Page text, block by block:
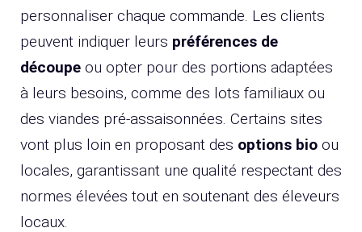
personnaliser chaque commande. Les clients
peuvent indiquer leurs préférences de
découpe ou opter pour des portions adaptées
à leurs besoins, comme des lots familiaux ou
des viandes pré-assaisonnées. Certains sites
vont plus loin en proposant des options bio ou
locales, garantissant une qualité respectant des
normes élevées tout en soutenant des éleveurs
locaux.